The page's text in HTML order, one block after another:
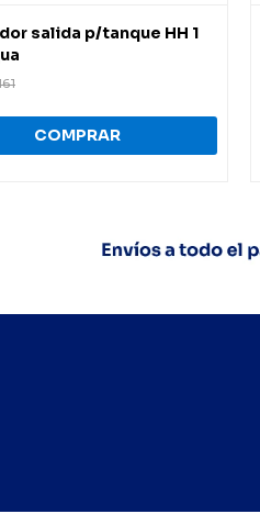
salida p/tanque HH 1